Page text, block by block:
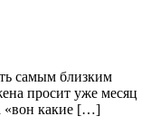
самым близким
просит уже месяц
«вон какие […]